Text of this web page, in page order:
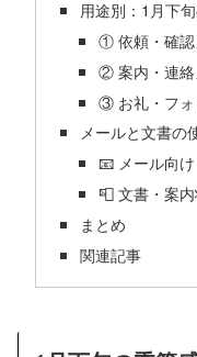
用途別：1月下
① 依頼・確
② 案内・連
③ お礼・フ
メールと文書の
📧 メール向け
📮 文書・案内
まとめ
関連記事